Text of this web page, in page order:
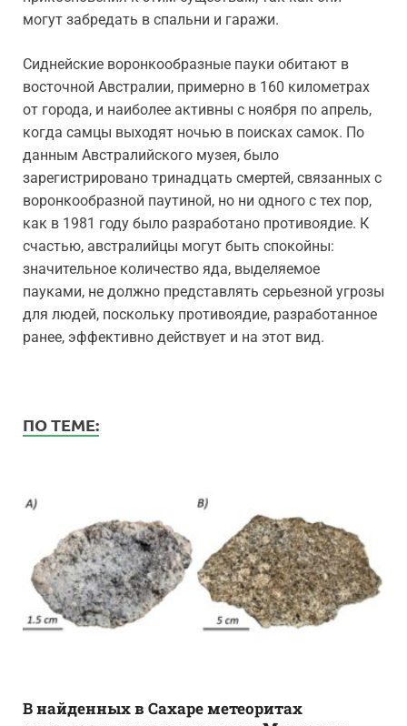
могут забредать в спальни и гаражи.
Сиднейские воронкообразные пауки обитают в
восточной Австралии, примерно в 160 километрах
от города, и наиболее активны с ноября по апрель,
когда самцы выходят ночью в поисках самок. По
данным Австралийского музея, было
зарегистрировано тринадцать смертей, связанных с
воронкообразной паутиной, но ни одного с тех пор,
как в 1981 году было разработано противоядие. К
счастью, австралийцы могут быть спокойны:
значительное количество яда, выделяемое
пауками, не должно представлять серьезной угрозы
для людей, поскольку противоядие, разработанное
ранее, эффективно действует и на этот вид.
ПО ТЕМЕ:
В найденных в Сахаре метеоритах